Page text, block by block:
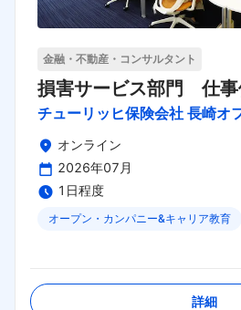
金融・不動産・コンサルタント
損害サービス部門 仕事
チューリッヒ保険会社 長崎オ
オンライン
2026年07月
1日程度
オープン・カンパニー&キャリア教育
詳細